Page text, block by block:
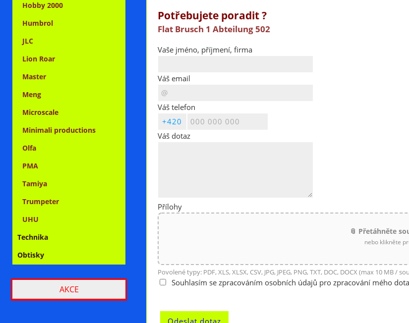
Potřebujete poradit ?
Flat Brusch 1 Abteilung 502
Vaše jméno, příjmení, firma
Váš email
Váš telefon
Váš dotaz
Přílohy
📎 Přetáhněte
nebo klikněte
Povolené typy: PDF, XLS, XLSX, CSV, JPG, JPEG, PNG, TXT, DOC, DOCX (max 10 MB /
Souhlasím se zpracováním osobních údajů pro zpracování mého
Hobby 2000
Humbrol
JLC
Lion Roar
Master
Meng
Microscale
Minimali productions
Olfa
PMA
Tamiya
Trumpeter
UHU
Technika
Obtisky
AKCE